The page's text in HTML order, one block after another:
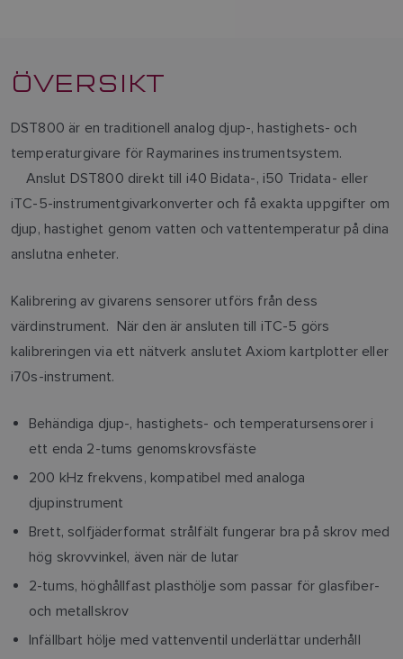
ÖVERSIKT
DST800 är en traditionell analog djup-, hastighets- och
temperaturgivare för Raymarines instrumentsystem.
Anslut DST800 direkt till i40 Bidata-, i50 Tridata- eller
iTC-5-instrumentgivarkonverter och få exakta uppgifter om
djup, hastighet genom vatten och vattentemperatur på dina
anslutna enheter.
Kalibrering av givarens sensorer utförs från dess
värdinstrument. När den är ansluten till iTC-5 görs
kalibreringen via ett nätverk anslutet Axiom kartplotter eller
i70s-instrument.
Behändiga djup-, hastighets- och temperatursensorer i
ett enda 2-tums genomskrovsfäste
200 kHz frekvens, kompatibel med analoga
djupinstrument
Brett, solfjäderformat strålfält fungerar bra på skrov med
hög skrovvinkel, även när de lutar
2-tums, höghållfast plasthölje som passar för glasfiber-
och metallskrov
Infällbart hölje med vattenventil underlättar underhåll